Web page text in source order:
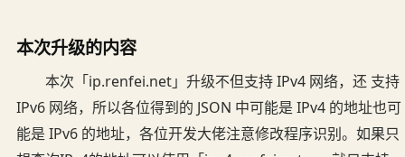
本次升级的内容
本次「ip.renfei.net」升级不但支持 IPv4 网络，还 支持
IPv6 网络，所以各位得到的 JSON 中可能是 IPv4 的地址也可
能是 IPv6 的地址，各位开发大佬注意修改程序识别。如果只